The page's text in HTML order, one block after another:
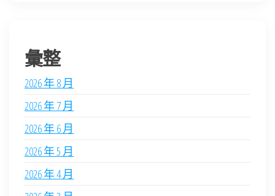
彙整
2026 年 8 月
2026 年 7 月
2026 年 6 月
2026 年 5 月
2026 年 4 月